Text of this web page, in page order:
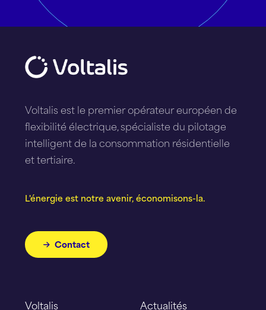
Voltalis est le premier opérateur européen de
flexibilité électrique, spécialiste du pilotage
intelligent de la consommation résidentielle
et tertiaire.
L'énergie est notre avenir, économisons-la.
Contact
Voltalis Actualités